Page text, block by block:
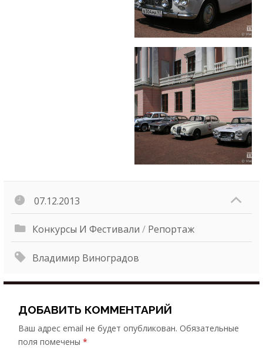
07.12.2013
Конкурсы И Фестивали / Репортаж
Владимир Виноградов
ДОБАВИТЬ КОММЕНТАРИЙ
Ваш адрес email не будет опубликован. Обязательные
поля помечены*